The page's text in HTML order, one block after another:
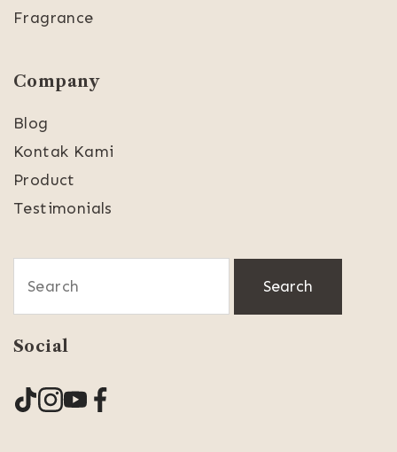
Fragrance
Company
Blog
Kontak Kami
Product
Testimonials
Social